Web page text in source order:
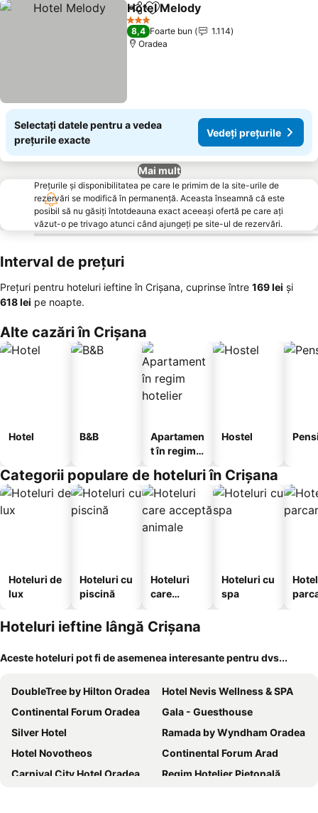
DistribuițiAdăugaţi la favorite
Hotel Melody
3 Stele
8,4 Foarte bun
1.114
Oradea
Selectați datele pentru a vedea
prețurile exacte
Vedeți prețurile
Mai mult
Prețurile și disponibilitatea pe care le primim de la site-urile de
rezervări se modifică în permanență. Aceasta înseamnă că este
posibil să nu găsiți întotdeauna exact aceeași ofertă pe care ați
văzut-o pe trivago atunci când ajungeți pe site-ul de rezervări.
Interval de prețuri
Prețuri pentru hoteluri ieftine în Crișana, cuprinse între ‎169 lei și
‎618 lei pe noapte.
Alte cazări în Crișana
Hotel B&B
Apartamen
t în regim
Hostel
Categorii populare de hoteluri în Crișana
Hoteluri de
lux
Hoteluri cu
piscină
Hoteluri
care
animale
Hoteluri cu
spa
Hoteluri ieftine lângă Crișana
Aceste hoteluri pot fi de asemenea interesante pentru dvs...
DoubleTree by Hilton Oradea
Hotel Nevis Wellness & SPA
Continental Forum Oradea
Gala - Guesthouse
Silver Hotel
Ramada by Wyndham Oradea
Hotel Novotheos
Continental Forum Arad
Carnival City Hotel Oradea
Regim Hotelier Pietonală